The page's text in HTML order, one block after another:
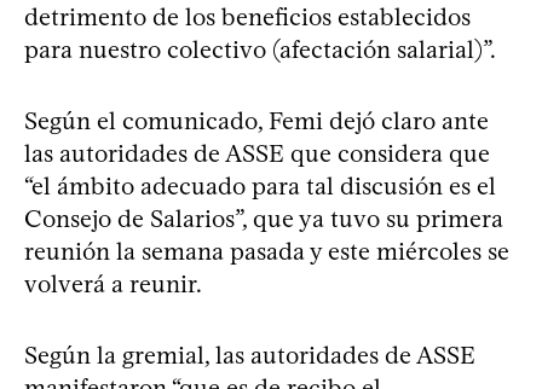
detrimento de los beneficios establecidos
para nuestro colectivo (afectación salarial)”.
Según el comunicado, Femi dejó claro ante
las autoridades de ASSE que considera que
“el ámbito adecuado para tal discusión es el
Consejo de Salarios”, que ya tuvo su primera
reunión la semana pasada y este miércoles se
volverá a reunir.
Según la gremial, las autoridades de ASSE